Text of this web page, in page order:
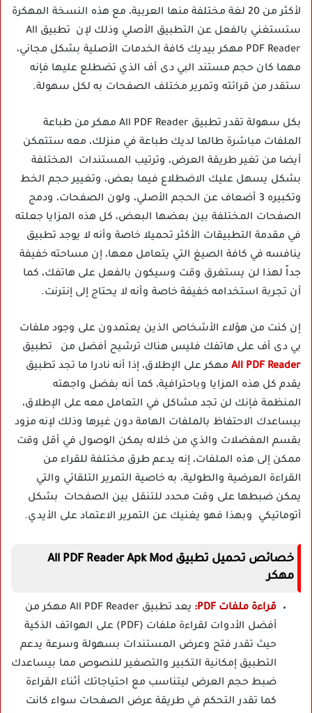
لأكثر من 20 لغة مختلفة منها العربية، مع هذه النسخة المهكرة
ستستغني بالفعل عن التطبيق الأصلي وذلك لإن تطبيق All
PDF Reader مهكر بيديك كافة الخدمات الأصلية بشكل مجاني،
مهما كان حجم مستند البي دى أف الذي تضطلع عليها فإنه
ستقدر من قرائته وتمرير مختلف الصفحات به لكل سهولة.
بكل سهولة تقدر تطبيق All PDF Reader مهكر من طباعة
الملفات مباشرة طالما لديك طباعة في منزلك، معه ستتمكن
أيضا من تغير طريقة العرض، وترتيب المستندات المختلفة
بشكل يسهل عليك الاضطلاع فيما بعض، وتغيير حجم الخط
وتكبيره 3 أضعاف عن الحجم الأصلي، ولون الصفحات، ودمج
الصفحات المختلفة بين بعضها البعض، كل هذه المزايا جعلته
في مقدمة التطبيقات الأكثر تحميلا خاصة وأنه لا يوجد تطبيق
ينافسه في كافة الصيغ التي يتعامل معها، إن مساحته خفيفة
جداً لهذا لن يستغرق وقت وسيكون بالفعل على هاتفك، كما
أن تجربة استخدامه خفيفة خاصة وأنه لا يحتاج إلى إنترنت.
إن كنت من هؤلاء الأشخاص الذين يعتمدون على وجود ملفات
بي دى أف على هاتفك فليس هناك ترشيح أفضل من تطبيق
All PDF Reader مهكر على الإطلاق، إذا أنه نادرا ما تجد تطبيق
يقدم كل هذه المزايا وباحترافية، كما أنه بفضل واجهته
المنظمة فإنك لن تجد مشاكل في التعامل معه على الإطلاق،
بيساعدك الاحتفاظ بالملفات الهامة دون غيرها وذلك لإنه مزود
بقسم المفضلات والذي من خلاله يمكن الوصول في أقل وقت
ممكن إلى هذه الملفات، إنه يدعم طرق مختلفة للقراء من
القراءة العرضية والطولية، به خاصية التمرير التلقائي والتي
يمكن ضبطها على وقت محدد للتنقل بين الصفحات بشكل
أتوماتيكي وبهذا فهو يغنيك عن التمرير الاعتماد على الأيدي.
خصائص تحميل تطبيق All PDF Reader Apk Mod
مهكر
قراءة ملفات PDF:
يعد تطبيق All PDF Reader مهكر من
أفضل الأدوات لقراءة ملفات (PDF) على الهواتف الذكية
حيث تقدر فتح وعرض المستندات بسهولة وسرعة يدعم
التطبيق إمكانية التكبير والتصغير للنصوص مما بيساعدك
ضبط حجم العرض ليتناسب مع احتياجاتك أثناء القراءة
كما تقدر التحكم في طريقة عرض الصفحات سواء كانت